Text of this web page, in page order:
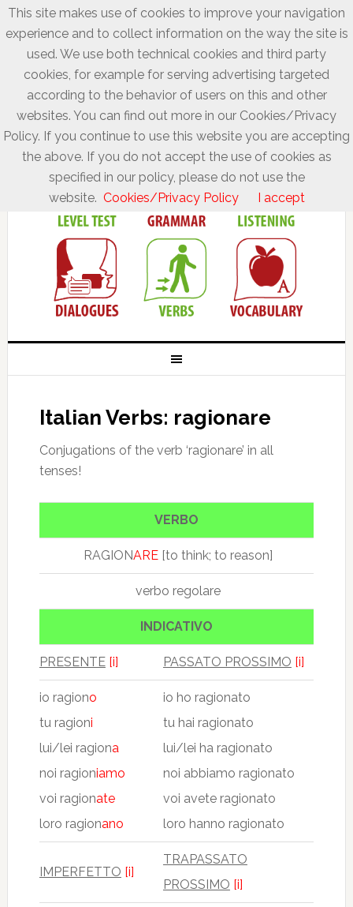
Italian Verbs: ragionare
Conjugations of the verb ‘ragionare’ in all
tenses!
VERBO
RAGIONARE[to think; to reason]
verbo regolare
INDICATIVO
PRESENTE [i] PASSATO PROSSIMO [i]
io ragiono
tu ragioni
lui/lei ragiona
noi ragioniamo
voi ragionate
loro ragionano
io ho ragionato
tu hai ragionato
lui/lei ha ragionato
noi abbiamo ragionato
voi avete ragionato
loro hanno ragionato
IMPERFETTO [i]
TRAPASSATO
PROSSIMO [i]
This site makes use of cookies to improve your navigation
experience and to collect information on the way the site is
used. We use both technical cookies and third party
cookies, for example for serving advertising targeted
according to the behavior of users on this and other
websites. You can find out more in our Cookies/Privacy
Policy. If you continue to use this website you are accepting
the above. If you do not accept the use of cookies as
specified in our policy, please do not use the
website. Cookies/Privacy Policy I accept